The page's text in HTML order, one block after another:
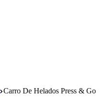
Carro De Helados Press & Go